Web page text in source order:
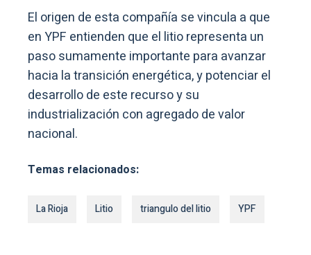
El origen de esta compañía se vincula a que
en YPF entienden que el litio representa un
paso sumamente importante para avanzar
hacia la transición energética, y potenciar el
desarrollo de este recurso y su
industrialización con agregado de valor
nacional.
Temas relacionados:
La Rioja Litio triangulo del litio YPF